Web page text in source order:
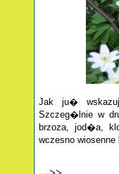
Jak ju�
Szczeg�lnie w
brzoza, jod�a,
wczesno